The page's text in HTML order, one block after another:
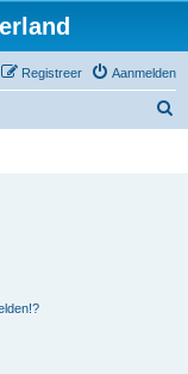
Aanmelden
Registreer